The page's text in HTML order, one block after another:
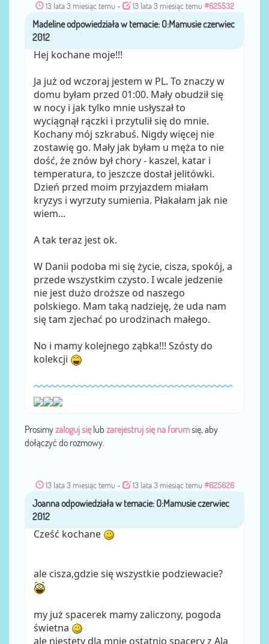
13 lata 3 miesiąc temu - 13 lata 3 miesiąc temu #625532
przezMadeline
Hej kochane moje!!!
Ja już od wczoraj jestem w PL. To znaczy w
domu byłam przed 01:00. Mały obudził się
w nocy i jak tylko mnie usłyszał to
wyciągnął rączki i przytulił się do mnie.
Kochany mój szkrabuś. Nigdy więcej nie
zostawię go. Mały jak byłam u męża to nie
dość, że znów był chory - kaszel, katar i
temperatura, to jeszcze dostał jelitówki.
Dzień przed moim przyjazdem miałam
kryzys i wyrzuty sumienia. Płakałam jak nie
wiem...
A tak teraz jest ok.
W Danii podoba mi się życie, cisza, spokój, a
przede wszystkim czysto. I wcale jedzenie
nie jest dużo droższe od naszego
polskiego. Mam taką nadzieję, że uda nam
się tam zjechać po urodzinach małego.
No i mamy kolejnego ząbka!!! Szósty do
kolekcji
Prosimyzaloguj sięlub zarejestruj się na forumsię, aby
dołączyć do rozmowy.
13 lata 3 miesiąc temu - 13 lata 3 miesiąc temu #625626
przezJoanna
Cześć kochane
ale cisza,gdzie się wszystkie podziewacie?
my już spacerek mamy zaliczony, pogoda
świetna
ale niestety dla mnie ostatnio spacery z Ala